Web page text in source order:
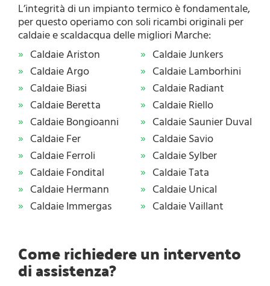
L’integrità di un impianto termico è fondamentale,
per questo operiamo con soli ricambi originali per
caldaie e scaldacqua delle migliori Marche:
Caldaie Ariston
Caldaie Argo
Caldaie Biasi
Caldaie Beretta
Caldaie Bongioanni
Caldaie Fer
Caldaie Ferroli
Caldaie Fondital
Caldaie Hermann
Caldaie Immergas
Caldaie Junkers
Caldaie Lamborhini
Caldaie Radiant
Caldaie Riello
Caldaie Saunier Duval
Caldaie Savio
Caldaie Sylber
Caldaie Tata
Caldaie Unical
Caldaie Vaillant
Come richiedere un intervento
di assistenza?